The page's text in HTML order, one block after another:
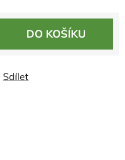
DO KOŠÍKU
Sdílet